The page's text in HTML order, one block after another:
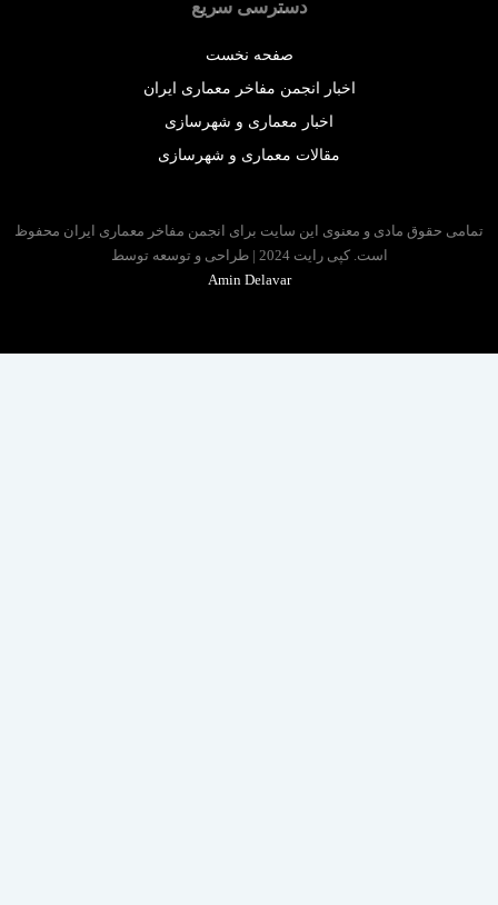
دسترسی سریع
صفحه نخست
اخبار انجمن مفاخر معماری ایران
اخبار معماری و شهرسازی
مقالات معماری و شهرسازی
حقوق مادی و معنوی این سایت برای انجمن مفاخر معماری ایران محفوظ
است. کپی رایت 2024 | طراحی و توسعه توسط
Amin Delavar